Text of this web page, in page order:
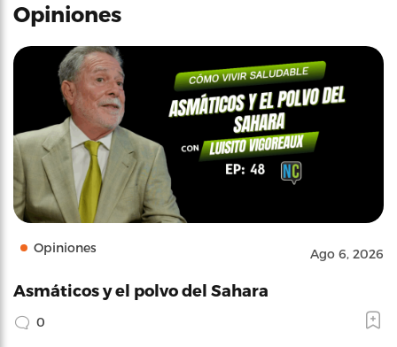
Opiniones
Opiniones Ago 6, 2026
Asmáticos y el polvo del Sahara
0